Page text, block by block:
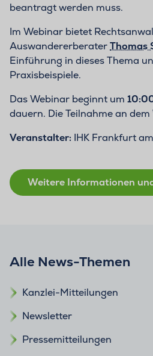
beantragt werden muss.
Im Webinar bietet
AuswandererberaterThomas
Einführung in dieses Thema
Praxisbeispiele.
Das Webinar beginnt um
dauern. Die Teilnahme an
Veranstalter: IHK Frankfurt
Weitere Informationen
Alle News-Themen
Kanzlei-Mitteilungen
Newsletter
Pressemitteilungen